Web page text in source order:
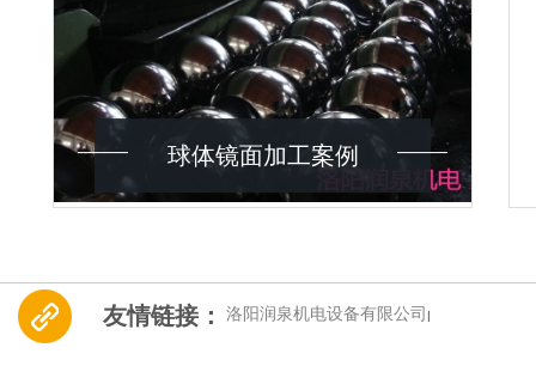
球体镜面加工案例
友情链接： 洛阳润泉机电设备有限公司 |